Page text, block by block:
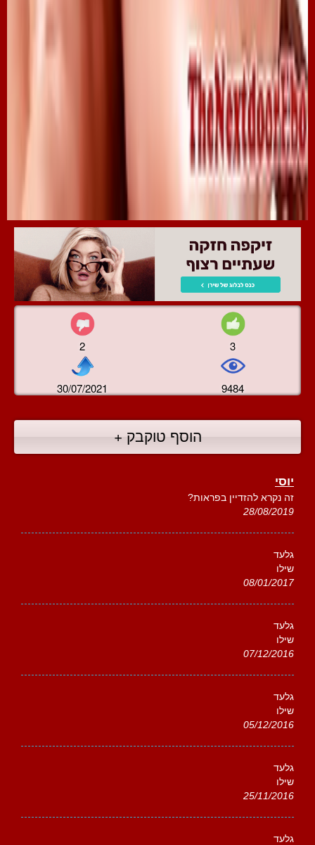
2 3
30/07/2021 9484
הוסף טוקבק +
יוסי
זה נקרא להזדיין בפראות?
28/08/2019
גלעד
שילו
08/01/2017
גלעד
שילו
07/12/2016
גלעד
שילו
05/12/2016
גלעד
שילו
25/11/2016
גלעד